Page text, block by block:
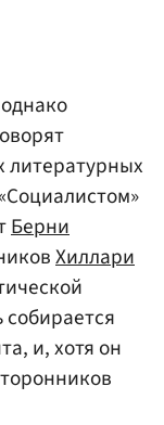
литературных
Берни
Хиллари
и, хотя он